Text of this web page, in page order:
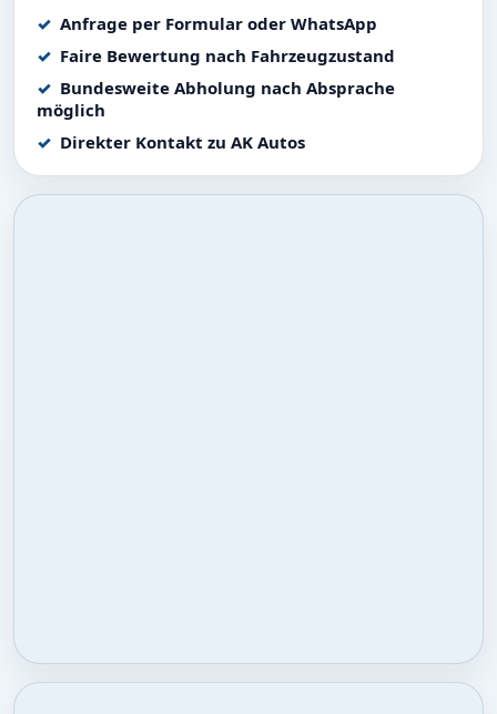
Anfrage per Formular oder WhatsApp
Faire Bewertung nach Fahrzeugzustand
Bundesweite Abholung nach Absprache
möglich
Direkter Kontakt zu AK Autos